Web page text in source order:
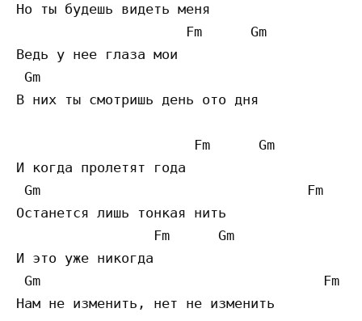
Но ты будешь видеть меня
                     Fm      Gm
Ведь у нее глаза мои
Gm
В них ты смотришь день ото дня
                      Fm      Gm
И когда пролетят года
Gm                                 Fm
Останется лишь тонкая нить
                 Fm      Gm
И это уже никогда
Gm                                   Fm
Нам не изменить, нет не изменить